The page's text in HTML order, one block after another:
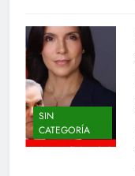
SIN
CATEGORÍA